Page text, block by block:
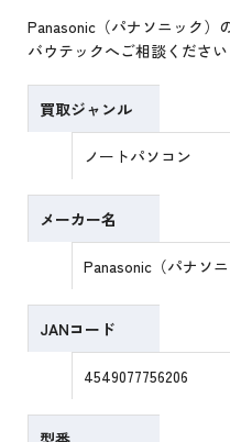
Panasonic（パナソニック）
バウテックへご相談ください
買取ジャンル
ノートパソコン
メーカー名
Panasonic（パナソニ
JANコード
4549077756206